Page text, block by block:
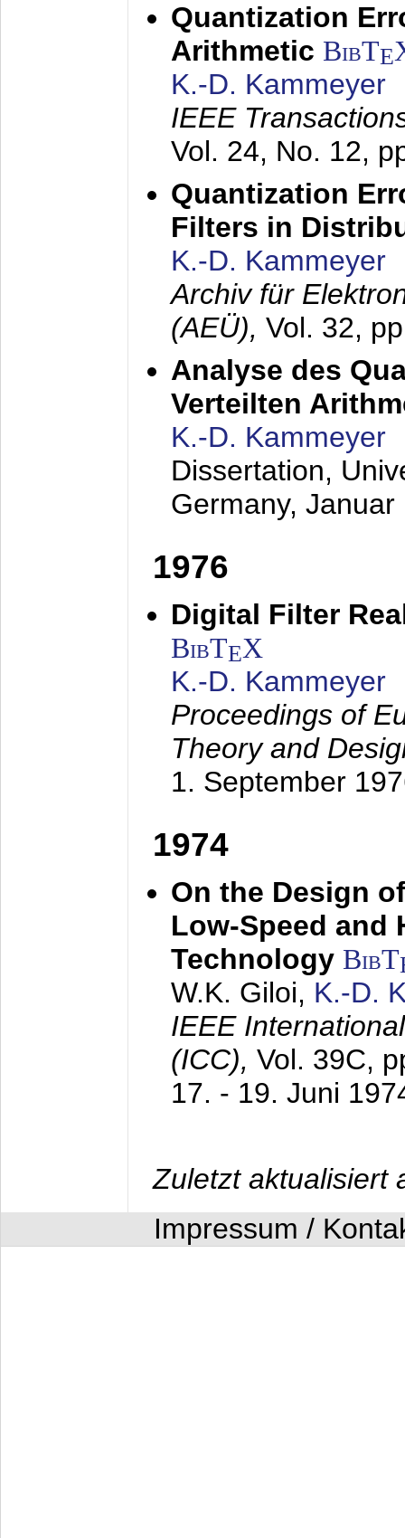
Quantization
Arithmetic BibTE
K.-D. Kammeyer
IEEE
Vol. 24, No. 12,
Quantization
Filters in
K.-D. Kammeyer
Archiv für
(AEÜ), Vol. 32,
Analyse des
Verteilten
K.-D. Kammeyer
Dissertation,
Germany, Januar
1976
Digital Filter
BibTEX
K.-D. Kammeyer
Proceedings of
Theory and
1. September
1974
On the Design
Low-Speed and
Technology BibT
W.K. Giloi, K.-D.
IEEE
(ICC), Vol. 39C,
17. - 19. Juni
Zuletzt aktualisiert
Impressum /